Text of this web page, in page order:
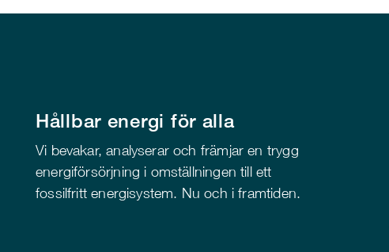
Hållbar energi för alla
Vi bevakar, analyserar och främjar en trygg
energiförsörjning i omställningen till ett
fossilfritt energisystem. Nu och i framtiden.